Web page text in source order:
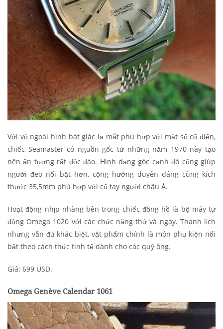
Với vỏ ngoài hình bát giác lạ mắt phù hợp với mặt số cổ điển,
chiếc Seamaster có nguồn gốc từ những năm 1970 này tạo
nên ấn tượng rất độc đáo. Hình dạng góc cạnh đó cũng giúp
người đeo nổi bật hơn, cộng hưởng duyên dáng cùng kích
thước 35,5mm phù hợp với cổ tay người châu Á.
Hoạt động nhịp nhàng bên trong chiếc đồng hồ là bộ máy tự
động Omega 1020 với các chức năng thứ và ngày. Thanh lịch
nhưng vẫn đủ khác biệt, vật phẩm chính là món phụ kiện nổi
bật theo cách thức tinh tế dành cho các quý ông.
Giá: 699 USD.
Omega Genève Calendar 1061